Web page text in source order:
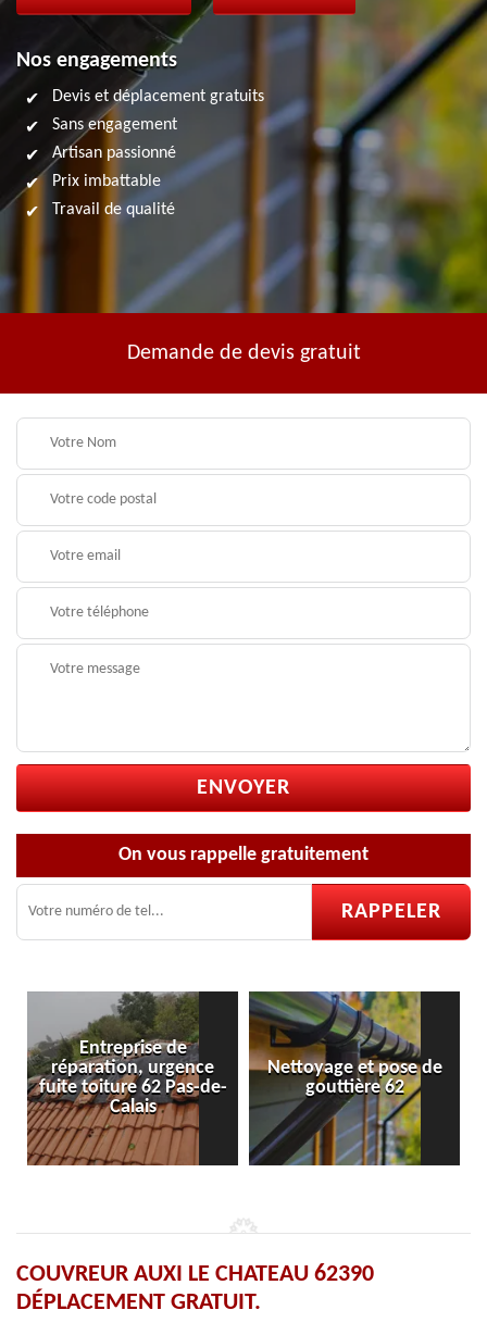
Nos engagements
Devis et déplacement gratuits
Sans engagement
Artisan passionné
Prix imbattable
Travail de qualité
Demande de devis gratuit
On vous rappelle gratuitement
Nettoyage et pose de
gouttière 62
Pose et réparation de
velux 62
COUVREUR AUXI LE CHATEAU 62390
DÉPLACEMENT GRATUIT.